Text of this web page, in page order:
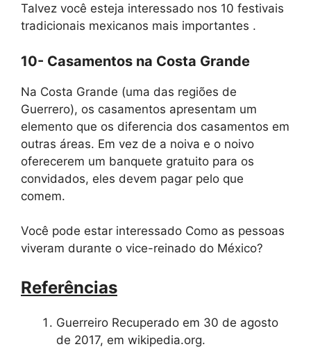
Talvez você esteja interessado nos 10 festivais
tradicionais mexicanos mais importantes .
10- Casamentos na Costa Grande
Na Costa Grande (uma das regiões de
Guerrero), os casamentos apresentam um
elemento que os diferencia dos casamentos em
outras áreas. Em vez de a noiva e o noivo
oferecerem um banquete gratuito para os
convidados, eles devem pagar pelo que
comem.
Você pode estar interessado Como as pessoas
viveram durante o vice-reinado do México?
Referências
Guerreiro Recuperado em 30 de agosto
de 2017, em wikipedia.org.